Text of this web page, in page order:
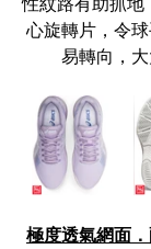
心旋轉片，令
易轉向，大
極度透氣網面